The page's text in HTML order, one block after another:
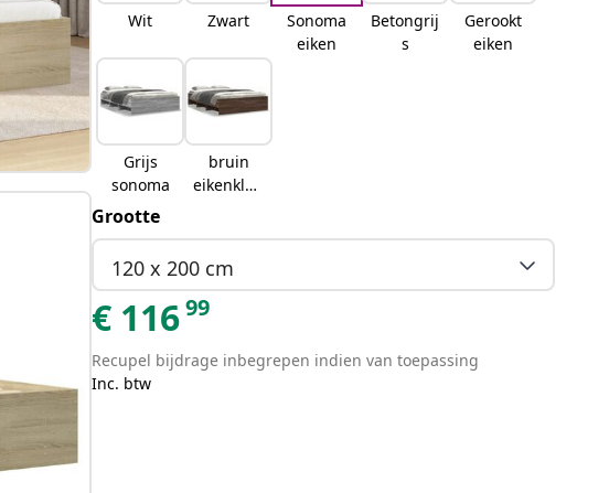
Wit Zwart
Sonoma
eiken
Betongrij
s
Gerookt
eiken
Grijs
sonoma
bruin
eikenkleu
Grootte
120 x 200 cm
€ 11699
Recupel bijdrage inbegrepen indien van toepassing
Inc. btw